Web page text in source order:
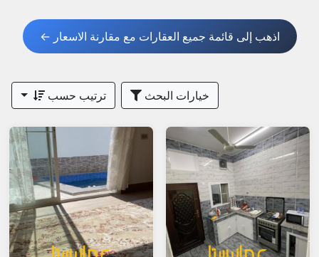
- فلل عائلية مع مسبح
4. ابحث عن "رخيصة"، "بحر" أو "عائلية".
5. للإيجار الآمن: افحص الاستراحة جيداً، ادفع جزء مقدم
فقط بعد التأكد.
أضف إعلان استراحتك في صور الآن مجاناً – وبِعه
بسرعة! عُمانيستا... سوق الاستراحات في صور الأول.
اذهب إلى قائمة جميع العقارات مع مقارنة الاسعار ←
خيارات البحث ترتيب حسب